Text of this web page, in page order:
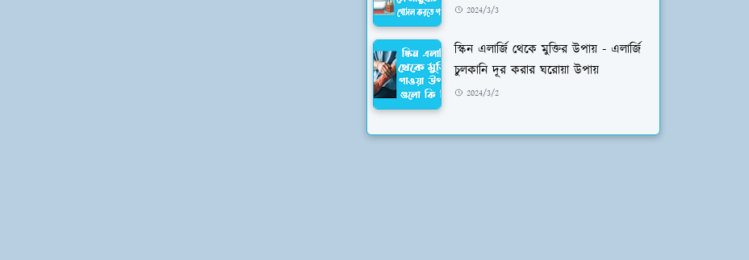
2024/3/3
স্কিন এলার্জি থেকে মুক্তির উপায় - এলার্জি
চুলকানি দূর করার ঘরোয়া উপায়
2024/3/2